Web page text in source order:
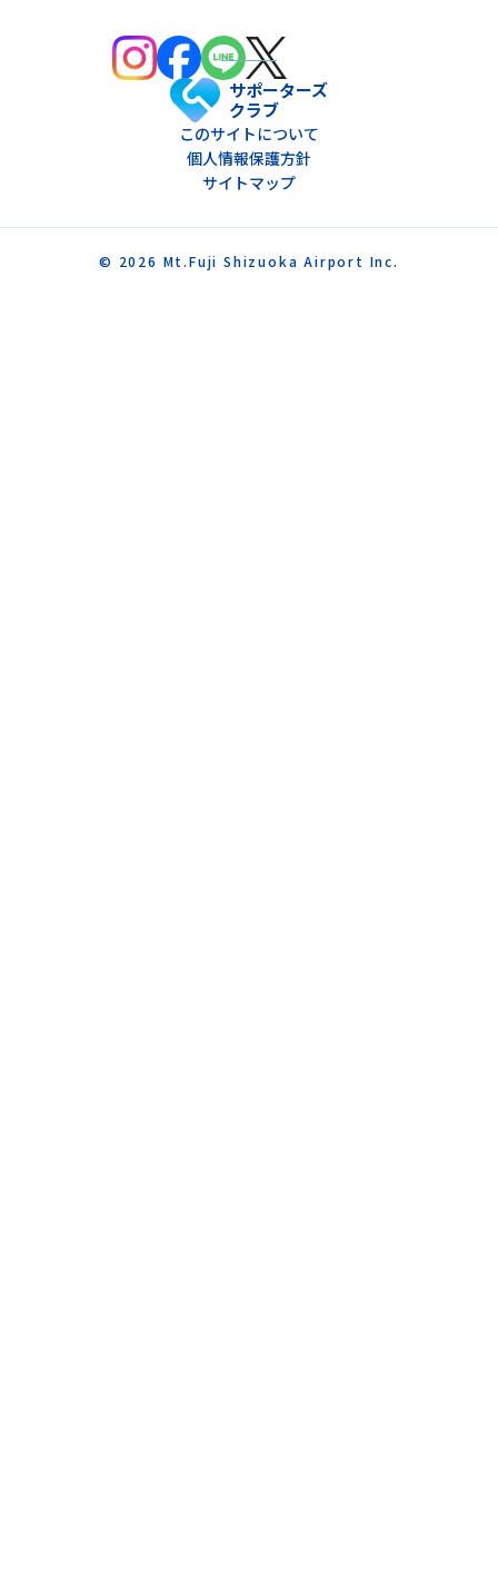
サポーターズ
クラブ
このサイトについて
個人情報保護方針
サイトマップ
© 2026 Mt.Fuji Shizuoka Airport Inc.